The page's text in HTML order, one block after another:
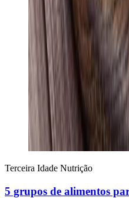
Terceira Idade Nutrição
5 grupos de alimentos